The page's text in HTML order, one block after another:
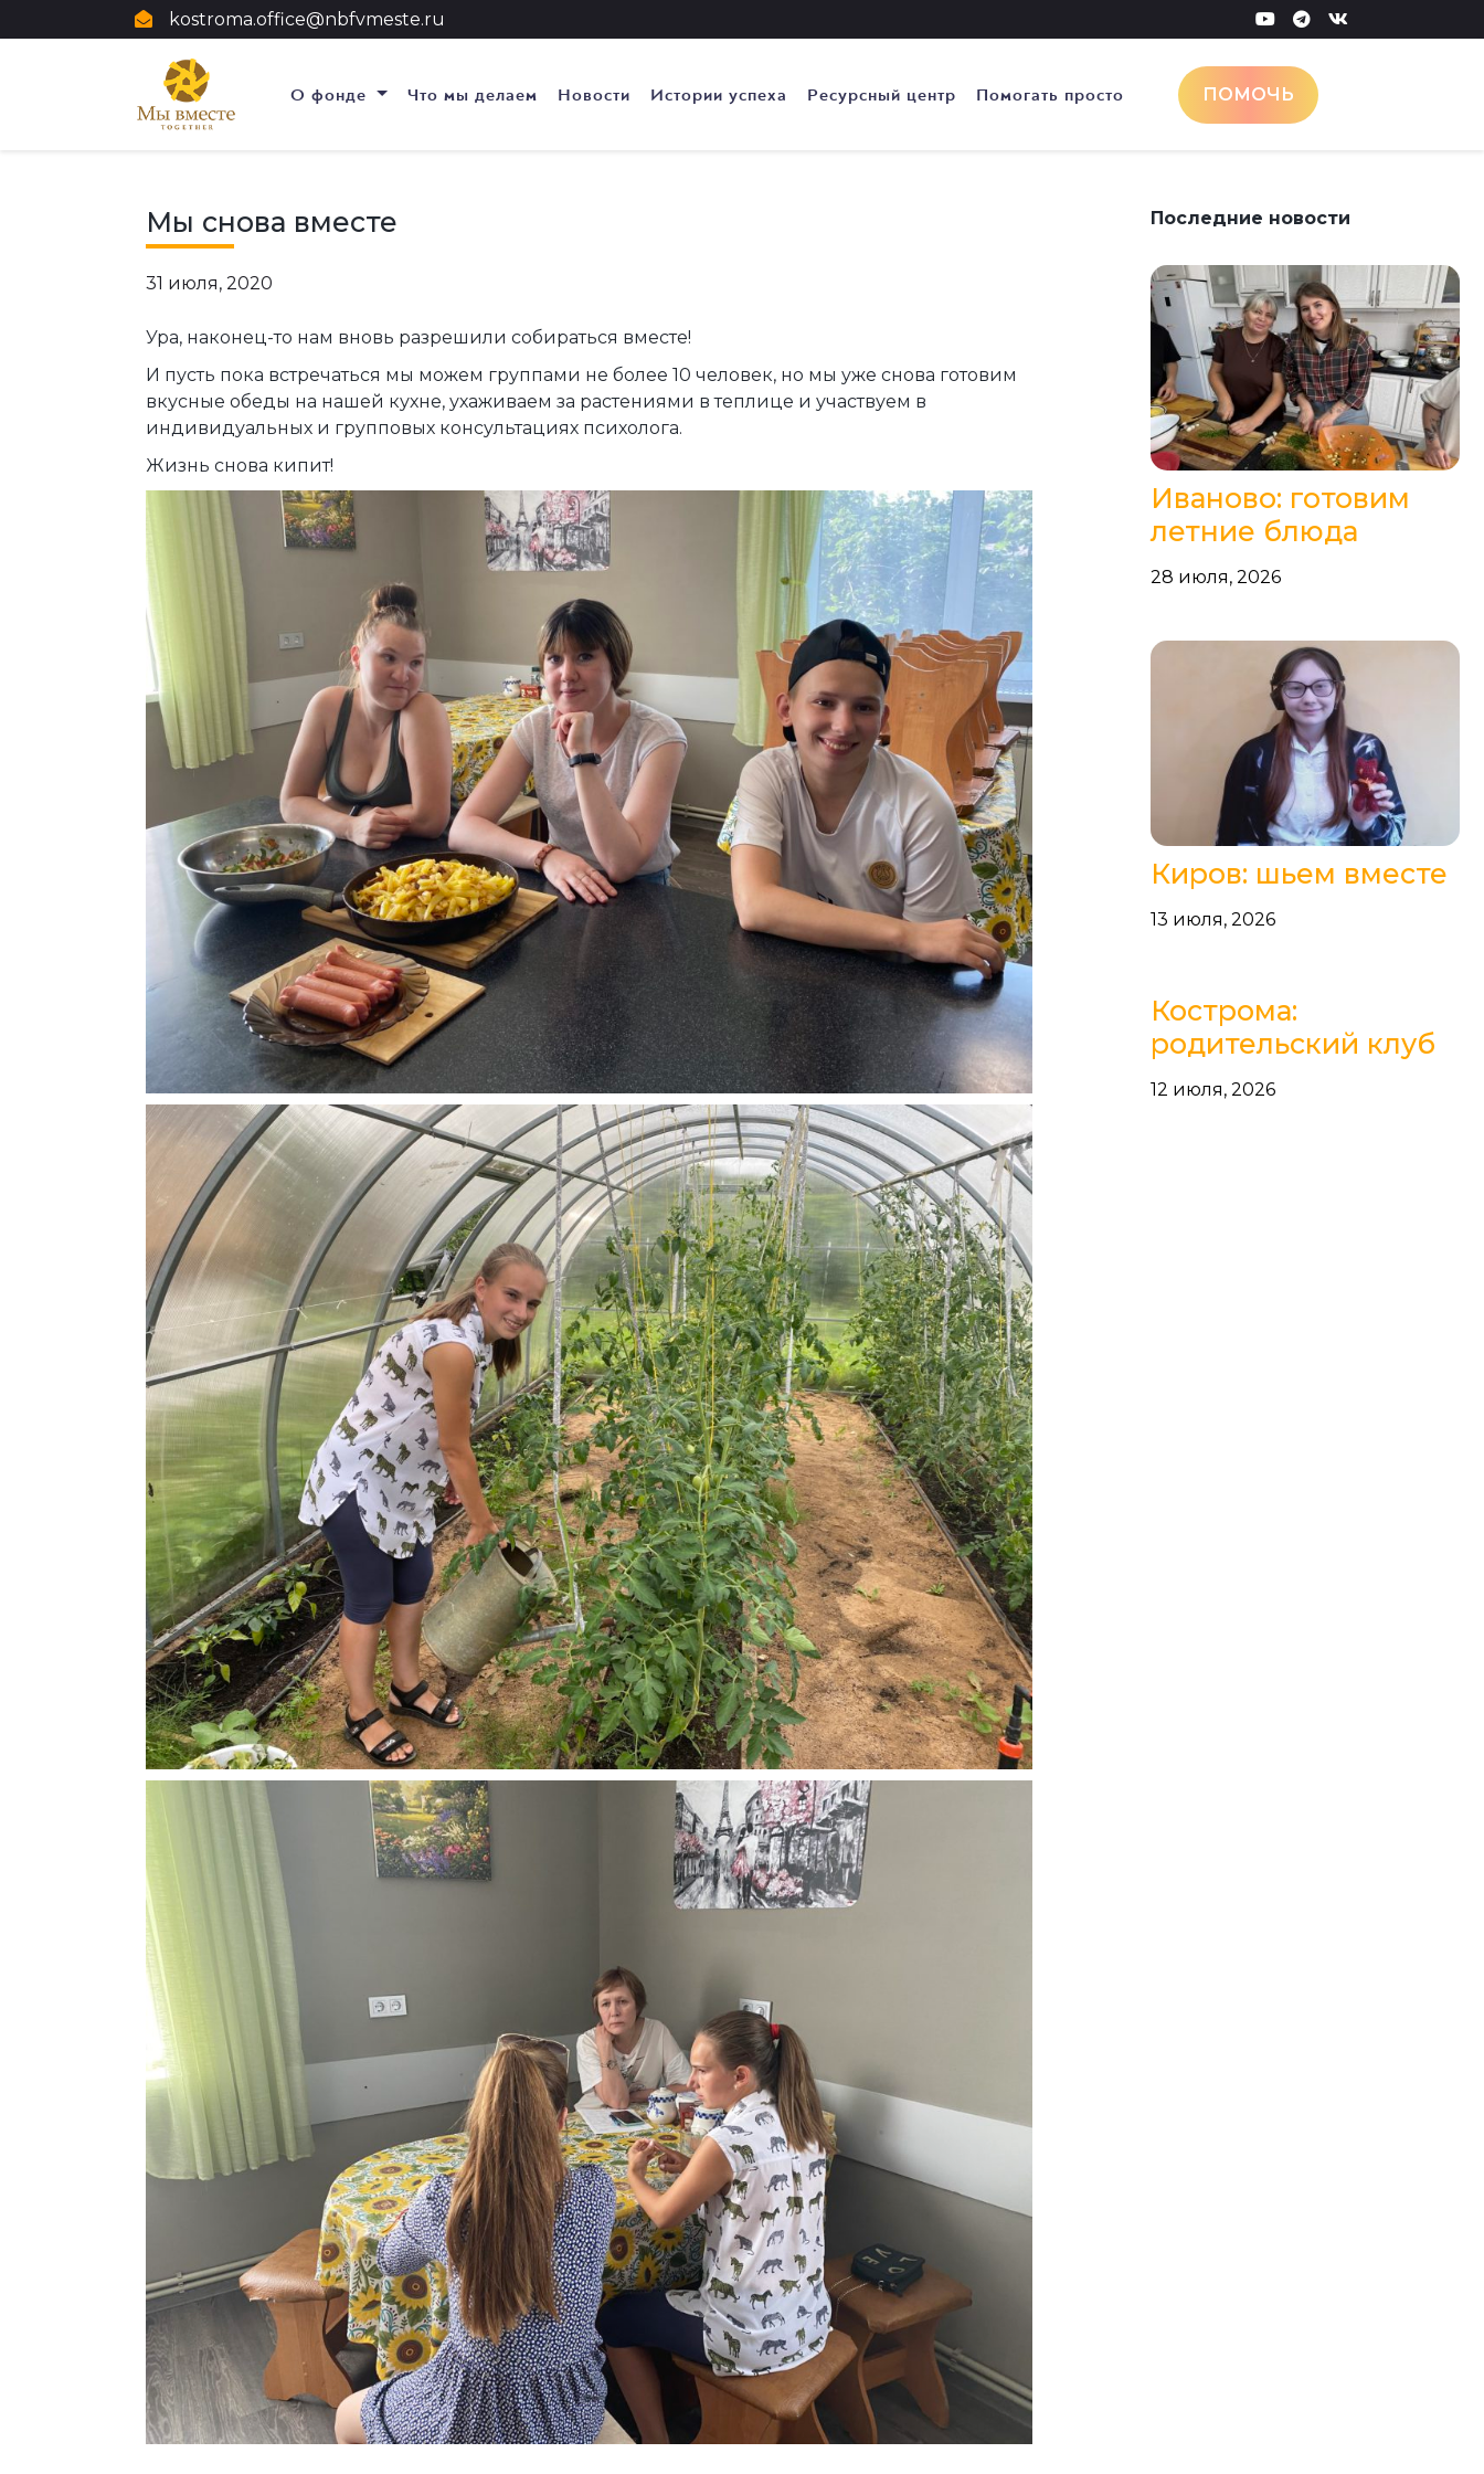
kostroma.office@nbfvmeste.ru
О фонде Что мы делаем Новости Истории успеха Ресурсный центр Помогать просто ПОМОЧЬ
Мы снова вместе
31 июля, 2020
Ура, наконец-то нам вновь разрешили собираться вместе!
И пусть пока встречаться мы можем группами не более 10 человек, но мы уже снова готовим
вкусные обеды на нашей кухне, ухаживаем за растениями в теплице и участвуем в
индивидуальных и групповых консультациях психолога.
Жизнь снова кипит!
Последние новости
Иваново: готовим
летние блюда
28 июля, 2026
Киров: шьем вместе
13 июля, 2026
Кострома:
родительский клуб
12 июля, 2026